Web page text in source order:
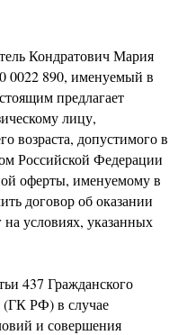
Кондратович Мария
0022 890, именуемый в
предлагает
лицу,
возраста, допустимого в
Российской Федерации
оферты, именуемому в
договор об оказании
условиях, указанных
437 Гражданского
(ГК РФ) в случае
и совершения